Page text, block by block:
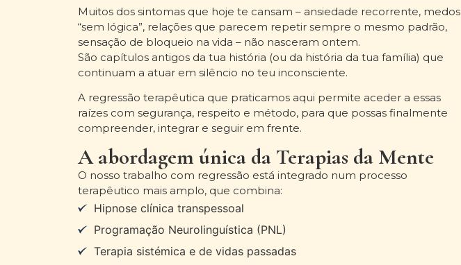
Muitos dos sintomas que hoje te cansam – ansiedade recorrente, medos
“sem lógica”, relações que parecem repetir sempre o mesmo padrão,
sensação de bloqueio na vida – não nasceram ontem.
São capítulos antigos da tua história (ou da história da tua família) que
continuam a atuar em silêncio no teu inconsciente.
A regressão terapêutica que praticamos aqui permite aceder a essas
raízes com segurança, respeito e método, para que possas finalmente
compreender, integrar e seguir em frente.
A abordagem única da Terapias da Mente
O nosso trabalho com regressão está integrado num processo
terapêutico mais amplo, que combina:
Hipnose clínica transpessoal
Programação Neurolinguística (PNL)
Terapia sistémica e de vidas passadas